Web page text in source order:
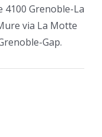
Grenoble-La
via La Motte
Gap.